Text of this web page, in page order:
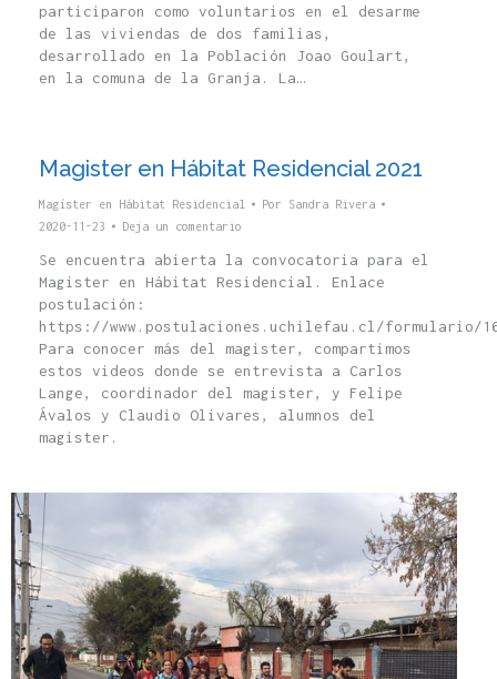
participaron como voluntarios en el desarme
de las viviendas de dos familias,
desarrollado en la Población Joao Goulart,
en la comuna de la Granja. La…
Magister en Hábitat Residencial 2021
Magíster en Hábitat Residencial Por Sandra Rivera
2020-11-23
Deja un comentario
Se encuentra abierta la convocatoria para el
Magister en Hábitat Residencial. Enlace
postulación:
https://www.postulaciones.uchilefau.cl/formulario/
Para conocer más del magister, compartimos
estos videos donde se entrevista a Carlos
Lange, coordinador del magister, y Felipe
Ávalos y Claudio Olivares, alumnos del
magister.